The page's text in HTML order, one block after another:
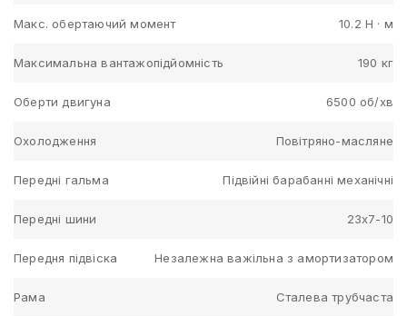
Макс. обертаючий момент 10.2 Н · м
Максимальна вантажопідйомність 190 кг
Оберти двигуна 6500 об/хв
Охолодження Повітряно-масляне
Передні гальма Підвійні барабанні механічні
Передні шини 23х7-10
Передня підвіска Незалежна важільна з амортизатором
Рама Сталева трубчаста